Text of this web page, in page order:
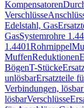
Kompensatoren
Verschlüsse
Edelstahl, Gas
GasSystemrohre
1.4401Rohrnippel
MuffenReduktionen
BögenT-Stücke
unlösbarErsatzteile
Verbindungen, lösbar
lösbarVerschlüsse